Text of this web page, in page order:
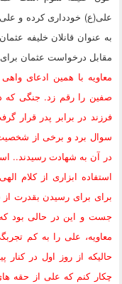
علی(ع) خودداری کرده و
به عنوان قانلان خلیفه
مقابل درخواست عثمان
معاویه با همین ادعای
صفین را رقم زد. جنگی که
فرزند در برابر پدر قرار
سوال برد و برخی از شخصیت
در آن به شهادت رسیدند..
استفاده ابزاری از کلام
برای برای رسیدن بقدرت
جست و این در حالی بود
معاویه، علی را به کم
حالیکه از روز اول در
چکار کنم که علی از حقه